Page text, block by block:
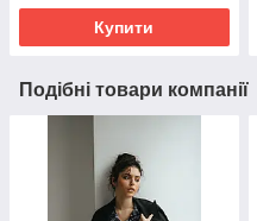
Купити
Подібні товари компанії